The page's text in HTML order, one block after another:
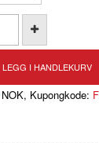
NOK, Kupongkode: